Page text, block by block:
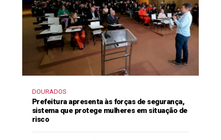
DOURADOS
Prefeitura apresenta às forças de segurança,
sistema que protege mulheres em situação de
risco